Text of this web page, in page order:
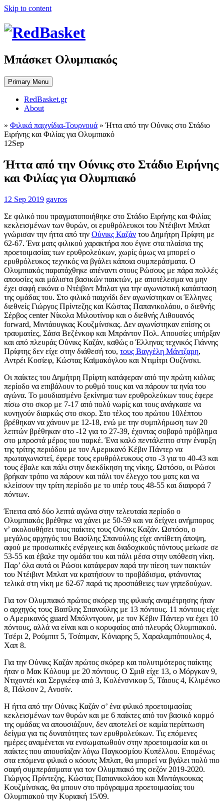
Skip to content
Μπάσκετ Ολυμπιακός
Primary Menu
RedBasket.gr
About
» Φιλικά παιχνίδια-Τουρνουά »Ήττα από την Ούνικς στο Στάδιο
Ειρήνης και Φιλίας για Ολυμπιακό
12Sep
Ήττα από την Ούνικς στο Στάδιο Ειρήνης
και Φιλίας για Ολυμπιακό
12 Sep 2019 gavros
Σε φιλικό που πραγματοποιήθηκε στο Στάδιο Ειρήνης και Φιλίας
κεκλεισμένων των θυρών, οι ερυθρόλευκοι του Ντέιβιντ Μπλατ
γνώρισαν την ήττα από την Ούνικς Καζάν του Δημήτρη Πρίφτη με
62-67. Ένα ματς φιλικού χαρακτήρα που έγινε στα πλαίσια της
προετοιμασίας των ερυθρολεύκων, χωρίς όμως να μπορεί ο
ερυθρόλευκος τεχνικός να βγάλει κάποια συμπεράσματα. Ο
Ολυμπιακός παρατάχθηκε απέναντι στους Ρώσους με πάρα πολλές
απουσίες και μάλιστα βασικών παικτών, με αποτέλεσμα να μην
έχει σαφή εικόνα ο Ντέιβιντ Μπλατ για την αγωνιστική κατάσταση
της ομάδας του. Στο φιλικό παιχνίδι δεν αγωνίστηκαν οι Έλληνες
διεθνείς Γιώργος Πρίντεζης και Κώστας Παπανικολάου, ο διεθνής
Σέρβος center Νίκολα Μιλουτίνοφ και ο διεθνής Λιθουανός
forward, Μιντάουγκας Κουζμίνσκας. Δεν αγωνίστηκαν επίσης οι
τραυματίες, Σάσα Βεζένκοφ και Μπράντον Πολ. Απουσίες υπήρξαν
και από πλευράς Ούνικς Καζάν, καθώς ο Έλληνας τεχνικός Γιάννης
Πρίφτης δεν είχε στην διάθεσή του, τους Βαγγέλη Μάντζαρη,
Αντρέι Κοσίεφ, Κώστας Καϊμακόγλου και Ντιμίτρι Ουζίνσκι.
Οι παίκτες του Δημήτρη Πρίφτη κατάφεραν από την πρώτη κιόλας
περίοδο να επιβάλουν το ρυθμό τους και να πάρουν τα ηνία του
αγώνα. Το μουδιασμένο ξεκίνημα των ερυθρολεύκων τους έφερε
πίσω στο σκορ με 7-17 από πολύ νωρίς και τους ανάγκασε να
κυνηγούν διαρκώς στο σκορ. Στο τέλος του πρώτου 10λέπτου
βρέθηκαν να χάνουν με 12-18, ενώ με την συμπλήρωση των 20
λεπτών βρέθηκαν στο -12 για το 27-39, έχοντας σοβαρό πρόβλημα
στο μπροστά μέρος του παρκέ. Ένα καλό πεντάλεπτο στην έναρξη
της τρίτης περιόδου με τον Αμερικανό Κέβιν Πάντερ να
πρωταγωνιστεί, έφερε τους ερυθρόλευκους στο -3 για το 40-43 και
τους έβαλε και πάλι στην διεκδίκηση της νίκης. Ωστόσο, οι Ρώσοι
βρήκαν τρόπο να πάρουν και πάλι τον έλεγχο του ματς και να
κλείσουν την τρίτη περίοδο με το υπέρ τους 48-55 και διαφορά 7
πόντων.
Έπειτα από δύο λεπτά αγώνα στην τελευταία περίοδο ο
Ολυμπιακός βρέθηκε να χάνει με 50-59 και να δείχνει ανήμπορος
ν’ ακολουθήσει τους παίκτες τους Ούνικς Καζάν. Ωστόσο, ο
μεγάλος αρχηγός του Βασίλης Σπανούλης είχε αντίθετη άποψη,
αφού με προσωπικές ενέργειες και διαδοχικούς πόντους μείωσε σε
53-55 και έβαλε την ομάδα του και πάλι μέσα στην υπόθεση νίκη.
Παρ’ όλα αυτά οι Ρώσοι κατάφεραν παρά την πίεση των παικτών
του Ντέιβιντ Μπλατ να κρατήσουν το προβάδισμα, φτάνοντας
τελικά στη νίκη με 62-67 παρά τις προσπάθειες των γηπεδούχων.
Για τον Ολυμπιακό πρώτος σκόρερ της φιλικής αναμέτρησης ήταν
ο αρχηγός τους Βασίλης Σπανούλης με 13 πόντους. 11 πόντους είχε
ο Αμερικανός guard Μπόλντγουιν, με τον Κέβιν Πάντερ να έχει 10
πόντους, αλλά να είναι και ο κορυφαίος από πλευράς Ολυμπιακού.
Τσέρι 2, Ρούμπιτ 5, Τσάπμαν, Κόνιαρης 5, Χαραλαμπόπουλος 4,
Χαπ 8.
Για την Ούνικς Καζάν πρώτος σκόρερ και πολυτιμότερος παίκτης
ήταν ο Μακ Κόλουμ με 20 πόντους. Ο Σμιθ είχε 13, ο Μόργκαν 9,
Ντιχοντέι και Σεργκέεφ από 3, Κολένσνικοφ 5, Τάιους 4, Κλιμένκο
8, Πάλσον 2, Ανοσίν.
Η ήττα από την Ούνικς Καζάν σ’ ένα φιλικό προετοιμασίας
κεκλεισμένων των θυρών και με 6 παίκτες από τον βασικό κορμό
της ομάδας να απουσιάζουν, δεν αποτελεί σε καμία περίπτωση
δείγμα για τις δυνατότητες των ερυθρολεύκων. Τις επόμενες
ημέρες αναμένεται να ενσωματωθούν στην προετοιμασία και οι
παίκτες που απουσίαζαν λόγω Παγκοσμίου Κυπέλλου. Επομένως
στα επόμενα φιλικά ο κόουτς Μπλατ, θα μπορεί να βγάλει πολύ πιο
σαφή συμπεράσματα για τον Ολυμπιακό της σεζόν 2019-2020.
Γιώργος Πρίντεζης, Κώστας Παπανικολάου και Μιντάγκουκας
Κουζμίνσκας, θα μπουν στο πρόγραμμα προετοιμασίας του
Ολυμπιακού την Κυριακή 15/09.